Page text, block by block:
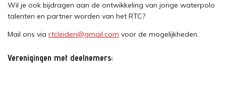
Wil je ook bijdragen aan de ontwikkeling van jonge waterpolo
talenten en partner worden van het RTC?
Mail ons via rtcleiden@gmail.com voor de mogelijkheden.
Verenigingen met deelnemers: